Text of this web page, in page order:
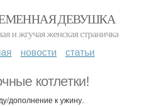
ДЕВУШКА
и жгучая женская страничка
новости статьи
котлетки!
дополнение к ужину.